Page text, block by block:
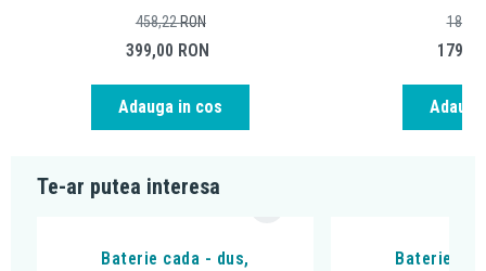
399,00 RON
458,22RON
Adauga in cos
Te-ar putea interesa
Baterie cada - dus,
Baterie